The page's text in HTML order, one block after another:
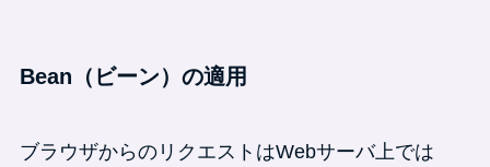
Bean（ビーン）の適用
ブラウザからのリクエストはWebサーバ上では